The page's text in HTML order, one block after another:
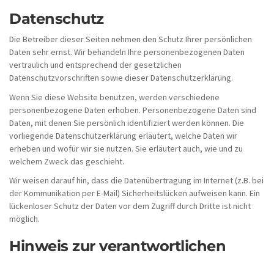
Datenschutz
Die Betreiber dieser Seiten nehmen den Schutz Ihrer persönlichen
Daten sehr ernst. Wir behandeln Ihre personenbezogenen Daten
vertraulich und entsprechend der gesetzlichen
Datenschutzvorschriften sowie dieser Datenschutzerklärung.
Wenn Sie diese Website benutzen, werden verschiedene
personenbezogene Daten erhoben. Personenbezogene Daten sind
Daten, mit denen Sie persönlich identifiziert werden können. Die
vorliegende Datenschutzerklärung erläutert, welche Daten wir
erheben und wofür wir sie nutzen. Sie erläutert auch, wie und zu
welchem Zweck das geschieht.
Wir weisen darauf hin, dass die Datenübertragung im Internet (z.B. bei
der Kommunikation per E-Mail) Sicherheitslücken aufweisen kann. Ein
lückenloser Schutz der Daten vor dem Zugriff durch Dritte ist nicht
möglich.
Hinweis zur verantwortlichen